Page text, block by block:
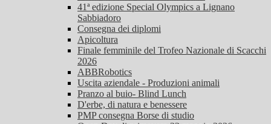
41ª edizione Special Olympics a Lignano
Sabbiadoro
Consegna dei diplomi
Apicoltura
Finale femminile del Trofeo Nazionale di Scacchi
2026
ABBRobotics
Uscita aziendale - Produzioni animali
Pranzo al buio- Blind Lunch
D'erbe, di natura e benessere
PMP consegna Borse di studio